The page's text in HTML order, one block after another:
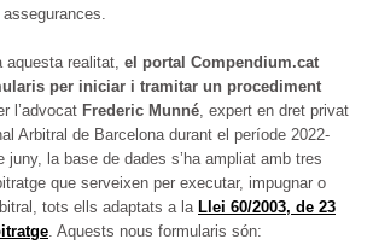
aquesta realitat, el portal Compendium.cat
per iniciar i tramitar un procediment
l’advocat Frederic Munné, expert en dret privat
Arbitral de Barcelona durant el període 2022-
juny, la base de dades s’ha ampliat amb tres
que serveixen per executar, impugnar o
tots ells adaptats a la Llei 60/2003, de 23
. Aquests nous formularis són: